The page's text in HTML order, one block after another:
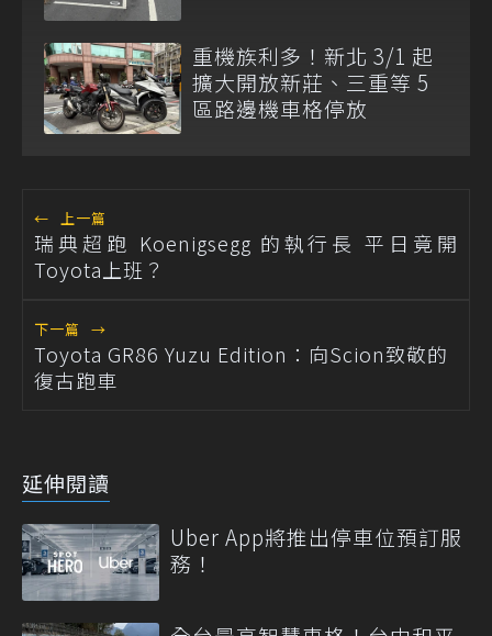
重機族利多！新北 3/1 起
擴大開放新莊、三重等 5
區路邊機車格停放
← 上一篇
瑞典超跑 Koenigsegg 的執行長 平日竟開
Toyota上班？
下一篇 →
Toyota GR86 Yuzu Edition：向Scion致敬的
復古跑車
延伸閱讀
Uber App將推出停車位預訂服
務！